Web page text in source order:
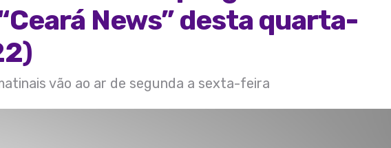
“Ceará News” desta quarta-
vão ao ar de segunda a sexta-feira